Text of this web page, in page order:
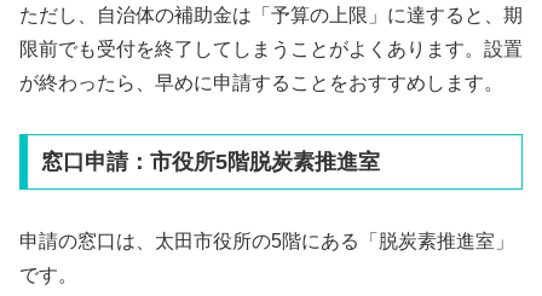
ただし、自治体の補助金は「予算の上限」に達すると、期
限前でも受付を終了してしまうことがよくあります。設置
が終わったら、早めに申請することをおすすめします。
窓口申請：市役所5階脱炭素推進室
申請の窓口は、太田市役所の5階にある「脱炭素推進室」
です。